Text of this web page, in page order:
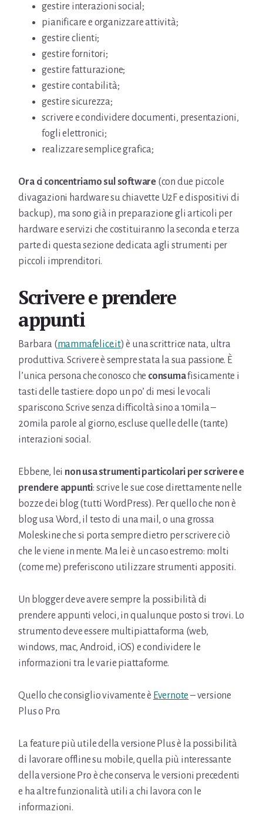
gestire interazioni social;
pianificare e organizzare attività;
gestire clienti;
gestire fornitori;
gestire fatturazione;
gestire contabilità;
gestire sicurezza;
scrivere e condividere documenti, presentazioni,
fogli elettronici;
realizzare semplice grafica;
Ora ci concentriamo sul software (con due piccole
divagazioni hardware su chiavette U2F e dispositivi di
backup), ma sono già in preparazione gli articoli per
hardware e servizi che costituiranno la seconda e terza
parte di questa sezione dedicata agli strumenti per
piccoli imprenditori.
Scrivere e prendere
appunti
Barbara (mammafelice.it) è una scrittrice nata, ultra
produttiva. Scrivere è sempre stata la sua passione. È
l’unica persona che conosco che consumafisicamente i
tasti delle tastiere: dopo un po’ di mesi le vocali
spariscono. Scrive senza difficoltà sino a 10mila –
20mila parole al giorno, escluse quelle delle (tante)
interazioni social.
Ebbene, lei non usa strumenti particolari per scrivere e
prendere appunti: scrive le sue cose direttamente nelle
bozze dei blog (tutti WordPress). Per quello che non è
blog usa Word, il testo di una mail, o una grossa
Moleskine che si porta sempre dietro per scrivere ciò
che le viene in mente. Ma lei è un caso estremo: molti
(come me) preferiscono utilizzare strumenti appositi.
Un blogger deve avere sempre la possibilità di
prendere appunti veloci, in qualunque posto si trovi. Lo
strumento deve essere multipiattaforma (web,
windows, mac, Android, iOS) e condividere le
informazioni tra le varie piattaforme.
Quello che consiglio vivamente è Evernote – versione
Plus o Pro.
La feature più utile della versione Plus è la possibilità
di lavorare offline su mobile, quella più interessante
della versione Pro è che conserva le versioni precedenti
e ha altre funzionalità utili a chi lavora con le
informazioni.